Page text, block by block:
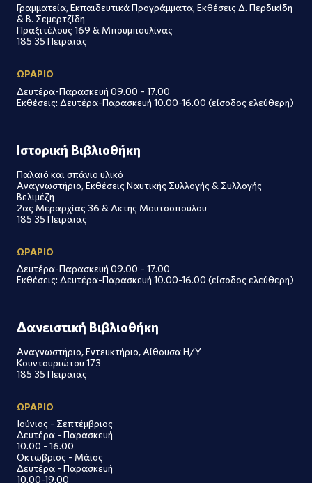
Γραμματεία, Εκπαιδευτικά Προγράμματα, Εκθέσεις Δ. Περδικίδη
& Β. Σεμερτζίδη
Πραξιτέλους 169 & Μπουμπουλίνας
185 35 Πειραιάς
ΩΡΑΡΙΟ
Δευτέρα-Παρασκευή 09.00 – 17.00
Εκθέσεις: Δευτέρα-Παρασκευή 10.00-16.00 (είσοδος ελεύθερη)
Ιστορική Βιβλιοθήκη
Παλαιό και σπάνιο υλικό
Αναγνωστήριο, Εκθέσεις Ναυτικής Συλλογής & Συλλογής
Βελιμέζη
2ας Μεραρχίας 36 & Ακτής Μουτσοπούλου
185 35 Πειραιάς
ΩΡΑΡΙΟ
Δευτέρα-Παρασκευή 09.00 – 17.00
Εκθέσεις: Δευτέρα-Παρασκευή 10.00-16.00 (είσοδος ελεύθερη)
Δανειστική Βιβλιοθήκη
Αναγνωστήριο, Εντευκτήριο, Αίθουσα Η/Υ
Κουντουριώτου 173
185 35 Πειραιάς
ΩΡΑΡΙΟ
Ιούνιος - Σεπτέμβριος
Δευτέρα - Παρασκευή
10.00 - 16.00
Οκτώβριος - Μάιος
Δευτέρα - Παρασκευή
10.00-19.00